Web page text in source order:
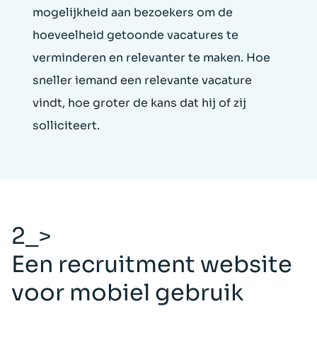
mogelijkheid aan bezoekers om de
hoeveelheid getoonde vacatures te
verminderen en relevanter te maken. Hoe
sneller iemand een relevante vacature
vindt, hoe groter de kans dat hij of zij
solliciteert.
2_>
Een recruitment website
voor mobiel gebruik